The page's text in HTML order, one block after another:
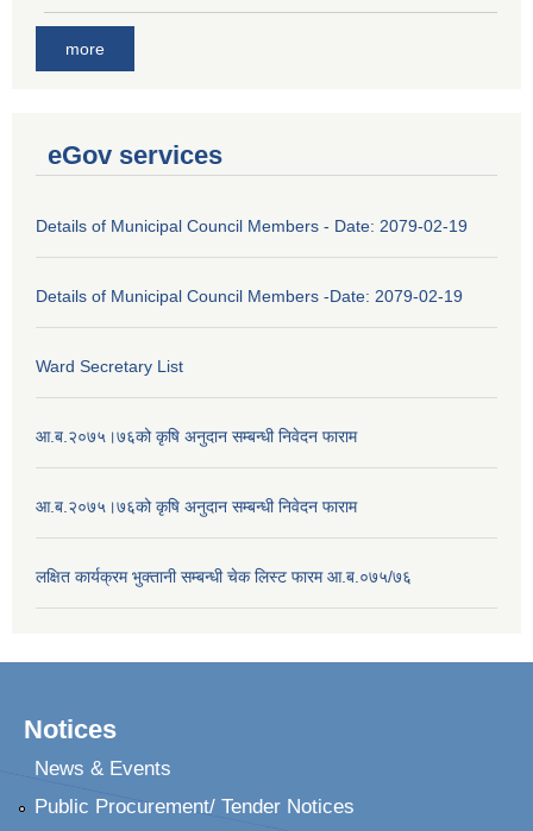
more
eGov services
Details of Municipal Council Members - Date: 2079-02-19
Details of Municipal Council Members -Date: 2079-02-19
Ward Secretary List
आ.ब.२०७५।७६को कृषि अनुदान सम्बन्धी निवेदन फाराम
आ.ब.२०७५।७६को कृषि अनुदान सम्बन्धी निवेदन फाराम
लक्षित कार्यक्रम भुक्तानी सम्बन्धी चेक लिस्ट फारम आ.ब.०७५/७६
Notices
News & Events
Public Procurement/ Tender Notices